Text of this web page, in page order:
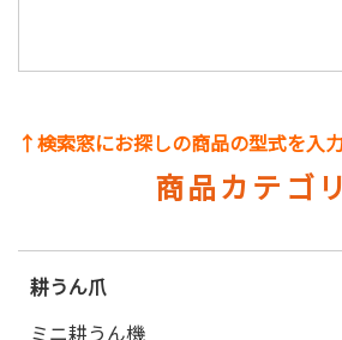
↑検索窓にお探しの商品の型式を入
商品カテゴ
耕うん爪
ミニ耕うん機